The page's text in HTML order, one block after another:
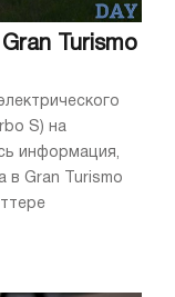
Turismo
S) на
информация,
в Gran Turismo